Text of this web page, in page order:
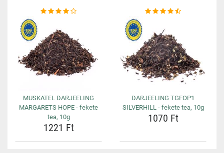
MUSKATEL DARJEELING
MARGARETS HOPE - fekete
tea, 10g
1221 Ft
DARJEELING TGFOP1
SILVERHILL - fekete tea, 10g
1070 Ft